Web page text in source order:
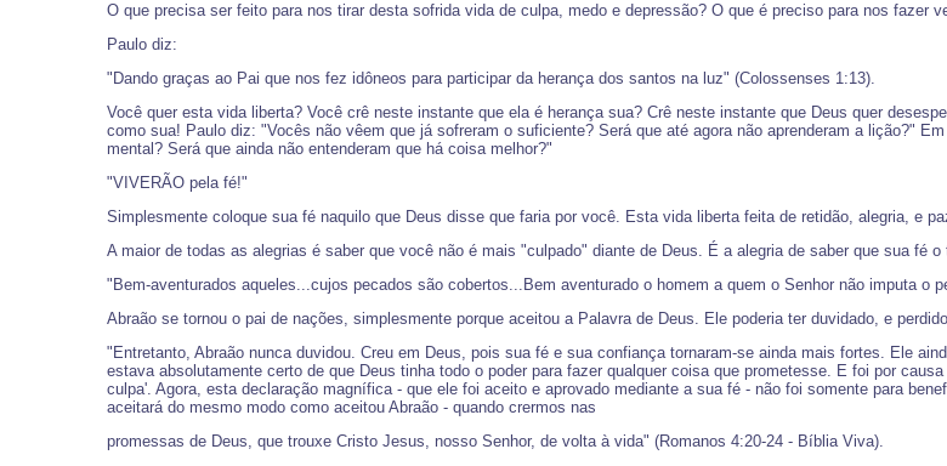
O que precisa ser feito para nos tirar desta sofrida vida de culpa, medo e depressão? O que é preciso para nos fazer
Paulo diz:
"Dando graças ao Pai que nos fez idôneos para participar da herança dos santos na luz" (Colossenses 1:13).
Você quer esta vida liberta? Você crê neste instante que ela é herança sua? Crê neste instante que Deus quer
como sua! Paulo diz: "Vocês não vêem que já sofreram o suficiente? Será que até agora não aprenderam a lição?"
mental? Será que ainda não entenderam que há coisa melhor?"
"VIVERÃO pela fé!"
Simplesmente coloque sua fé naquilo que Deus disse que faria por você. Esta vida liberta feita de retidão, alegria, e
A maior de todas as alegrias é saber que você não é mais "culpado" diante de Deus. É a alegria de saber que sua fé
"Bem-aventurados aqueles...cujos pecados são cobertos...Bem aventurado o homem a quem o Senhor não imputa o
Abraão se tornou o pai de nações, simplesmente porque aceitou a Palavra de Deus. Ele poderia ter duvidado, e
"Entretanto, Abraão nunca duvidou. Creu em Deus, pois sua fé e sua confiança tornaram-se ainda mais fortes. Ele
estava absolutamente certo de que Deus tinha todo o poder para fazer qualquer coisa que prometesse. E foi por
culpa'. Agora, esta declaração magnífica - que ele foi aceito e aprovado mediante a sua fé - não foi somente para
aceitará do mesmo modo como aceitou Abraão - quando crermos nas
promessas de Deus, que trouxe Cristo Jesus, nosso Senhor, de volta à vida" (Romanos 4:20-24 - Bíblia Viva).